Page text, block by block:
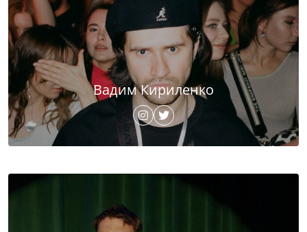
Вадим Кириленко